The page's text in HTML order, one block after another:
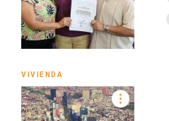
VIVIENDA